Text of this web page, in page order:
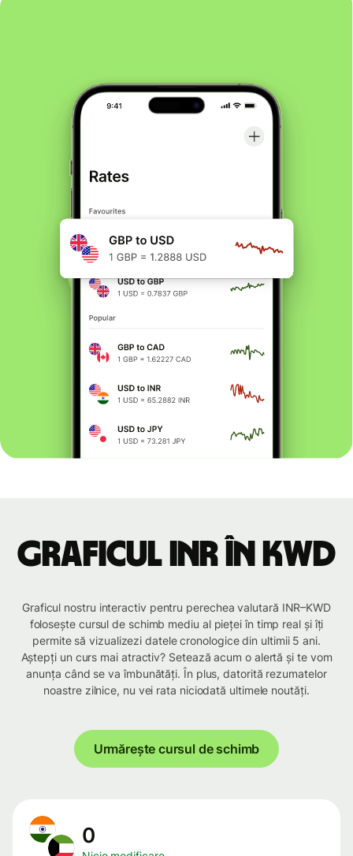
Graficul INR în KWD
Graficul nostru interactiv pentru perechea valutară INR–KWD
folosește cursul de schimb mediu al pieței în timp real și îți
permite să vizualizezi datele cronologice din ultimii 5 ani.
Aștepți un curs mai atractiv? Setează acum o alertă și te vom
anunța când se va îmbunătăți. În plus, datorită rezumatelor
noastre zilnice, nu vei rata niciodată ultimele noutăți.
Urmărește cursul de schimb
0